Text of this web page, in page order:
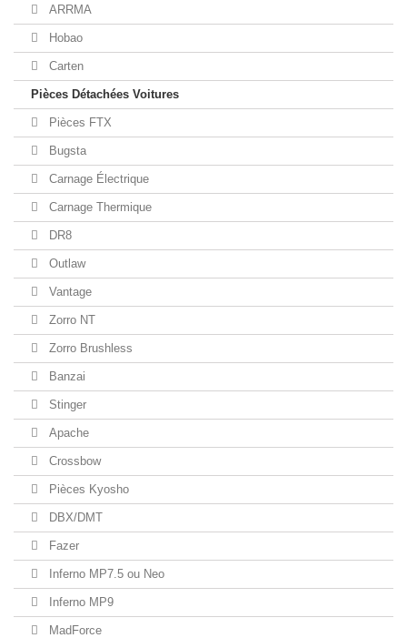
ARRMA
Hobao
Carten
Pièces Détachées Voitures
Pièces FTX
Bugsta
Carnage Électrique
Carnage Thermique
DR8
Outlaw
Vantage
Zorro NT
Zorro Brushless
Banzai
Stinger
Apache
Crossbow
Pièces Kyosho
DBX/DMT
Fazer
Inferno MP7.5 ou Neo
Inferno MP9
MadForce